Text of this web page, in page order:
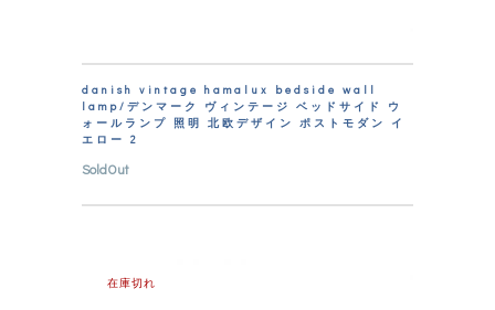
danish vintage hamalux bedside wall
lamp/デンマーク ヴィンテージ ベッドサイド ウ
ォールランプ 照明 北欧デザイン ポストモダン イ
エロー 2
SoldOut
在庫切れ